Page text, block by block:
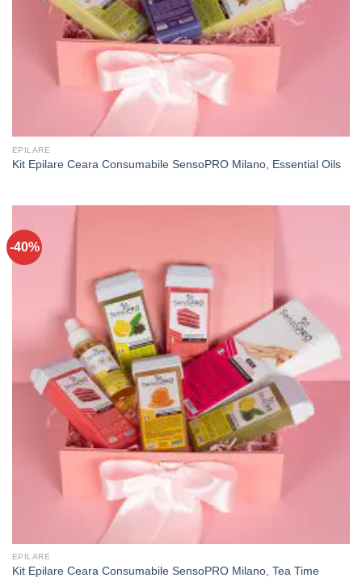
EPILARE
Kit Epilare Ceara Consumabile SensoPRO Milano, Essential Oils
-40%
EPILARE
Kit Epilare Ceara Consumabile SensoPRO Milano, Tea Time